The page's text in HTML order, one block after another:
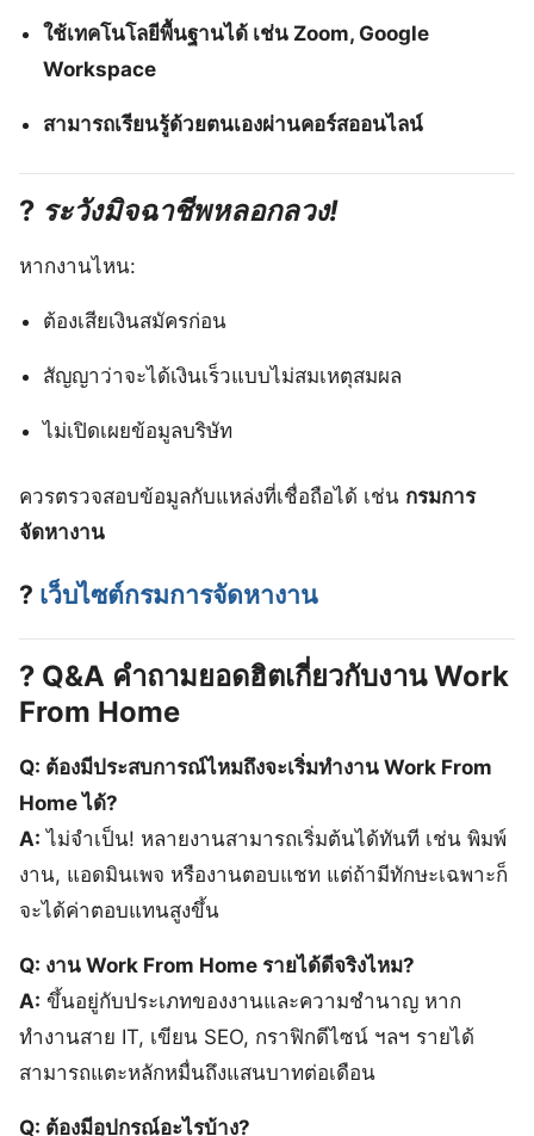
ใช้เทคโนโลยีพื้นฐานได้ เช่น Zoom, Google
Workspace
สามารถเรียนรู้ด้วยตนเองผ่านคอร์สออนไลน์
? ระวังมิจฉาชีพหลอกลวง!
หากงานไหน:
ต้องเสียเงินสมัครก่อน
สัญญาว่าจะได้เงินเร็วแบบไม่สมเหตุสมผล
ไม่เปิดเผยข้อมูลบริษัท
ควรตรวจสอบข้อมูลกับแหล่งที่เชื่อถือได้ เช่น กรมการ
จัดหางาน
? เว็บไซต์กรมการจัดหางาน
? Q&A คำถามยอดฮิตเกี่ยวกับงาน Work
From Home
Q: ต้องมีประสบการณ์ไหมถึงจะเริ่มทำงาน Work From
Home ได้?
A: ไม่จำเป็น! หลายงานสามารถเริ่มต้นได้ทันที เช่น พิมพ์
งาน, แอดมินเพจ หรืองานตอบแชท แต่ถ้ามีทักษะเฉพาะก็
จะได้ค่าตอบแทนสูงขึ้น
Q: งาน Work From Home รายได้ดีจริงไหม?
A: ขึ้นอยู่กับประเภทของงานและความชำนาญ หาก
ทำงานสาย IT, เขียน SEO, กราฟิกดีไซน์ ฯลฯ รายได้
สามารถแตะหลักหมื่นถึงแสนบาทต่อเดือน
Q: ต้องมีอุปกรณ์อะไรบ้าง?